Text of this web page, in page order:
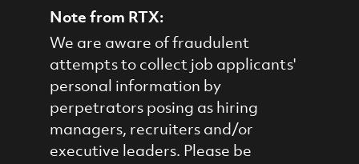
Note from RTX:
We are aware of fraudulent
attempts to collect job applicants'
personal information by
perpetrators posing as hiring
managers, recruiters and/or
executive leaders. Please be